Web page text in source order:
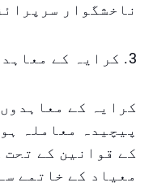
ناخشگوار
3. کرایہ کے معاہدوں کو ختم کرنا
کرایہ کے
پیچیدہ معاملہ
کے قوانین کے